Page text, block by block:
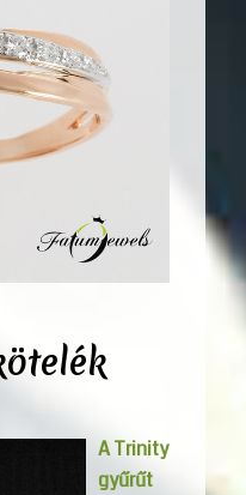
A Trinity
gyűrűt